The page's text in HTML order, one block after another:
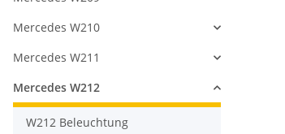
Mercedes W210
Mercedes W211
Mercedes W212
W212 Beleuchtung